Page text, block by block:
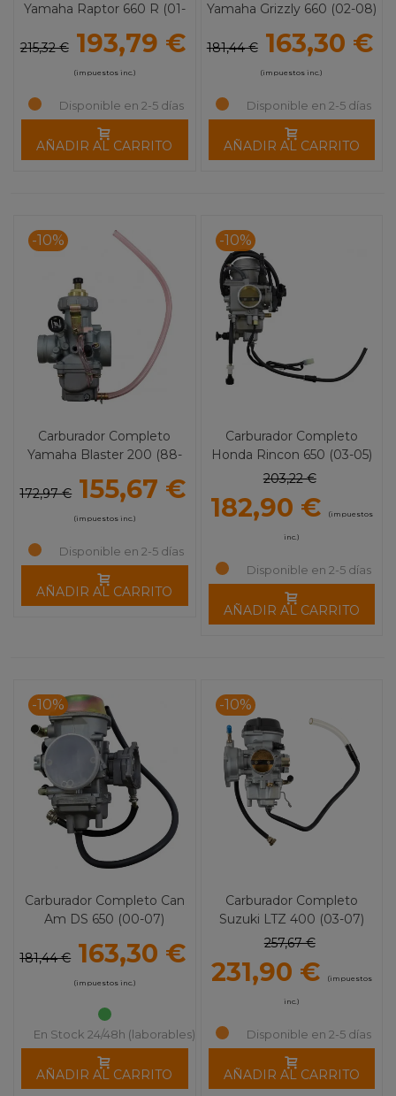
Yamaha Raptor 660 R (01-
215,32 € 193,79 €
(impuestos inc.)
Disponible en 2-5 días
AÑADIR AL CARRITO
Yamaha Grizzly 660 (02-08)
181,44 € 163,30 €
(impuestos inc.)
Disponible en 2-5 días
AÑADIR AL CARRITO
-10%
Carburador Completo
Yamaha Blaster 200 (88-
172,97 € 155,67 €
(impuestos inc.)
Disponible en 2-5 días
AÑADIR AL CARRITO
-10%
Carburador Completo
Honda Rincon 650 (03-05)
203,22 €
182,90 € (impuestos
inc.)
Disponible en 2-5 días
AÑADIR AL CARRITO
-10%
Carburador Completo Can
Am DS 650 (00-07)
181,44 € 163,30 €
(impuestos inc.)
En Stock 24/48h (laborables)
AÑADIR AL CARRITO
-10%
Carburador Completo
Suzuki LTZ 400 (03-07)
257,67 €
231,90 € (impuestos
inc.)
Disponible en 2-5 días
AÑADIR AL CARRITO